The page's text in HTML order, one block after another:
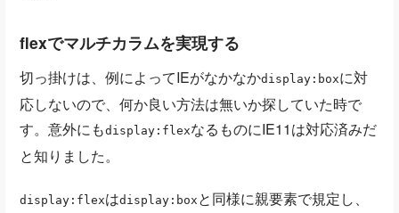
flexでマルチカラムを実現する
切っ掛けは、例によってIEがなかなかdisplay:boxに対
応しないので、何か良い方法は無いか探していた時で
す。意外にもdisplay:flexなるものにIE11は対応済みだ
と知りました。
display:flexはdisplay:box と同様に親要素で規定し、